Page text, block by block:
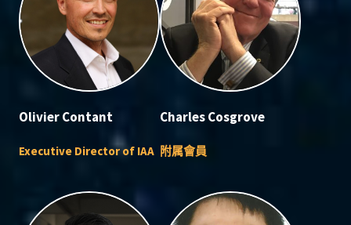
Olivier Contant
Executive Director of IAA
Charles Cosgrove
附属會員